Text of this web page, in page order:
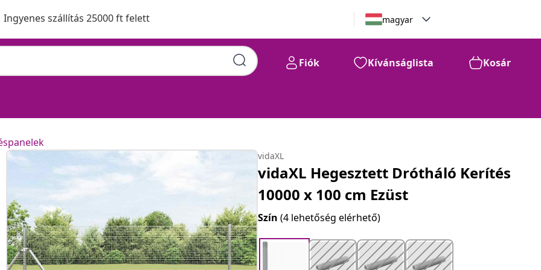
Ingyenes szállítás 25000 ft felett magyar
Fiók Kívánságlista Kosár
vidaXL
vidaXL Hegesztett Drótháló Kerítés
10000 x 100 cm Ezüst
Szín(4 lehetőség elérhető)